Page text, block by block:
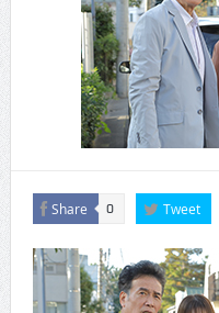
CINEMA×STYLE 285号
CINEMA×STYLE 294号
Share 0 Tweet